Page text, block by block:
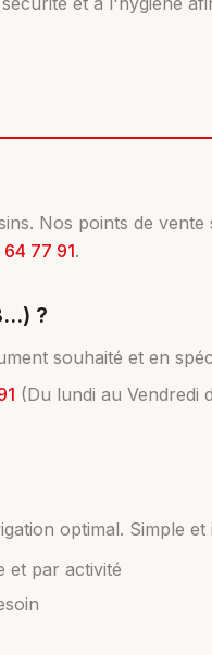
Nos points de
77 91.
?
souhaité et en
(Du lundi au Vendredi
optimal. Simple
et par activité